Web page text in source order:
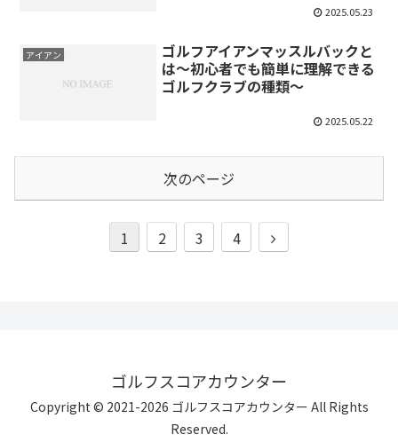
2025.05.23
アイアン
ゴルフアイアンマッスルバックと
は～初心者でも簡単に理解できる
ゴルフクラブの種類～
2025.05.22
次のページ
1 2 3 4
次
ゴルフスコアカウンター
Copyright © 2021-2026 ゴルフスコアカウンター All Rights
Reserved.